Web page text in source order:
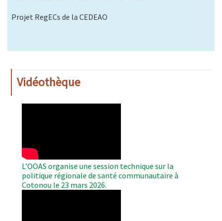
Projet RegECs de la CEDEAO
Vidéothèque
L’OOAS organise une session technique sur la
politique régionale de santé communautaire à
Cotonou le 23 mars 2026.